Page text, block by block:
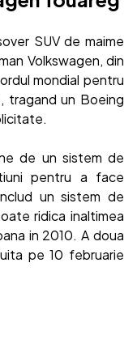
SUV de maime
Volkswagen, din
mondial pentru
tragand un Boeing
de un sistem de
pentru a face
un sistem de
ridica inaltimea
in 2010. A doua
pe 10 februarie